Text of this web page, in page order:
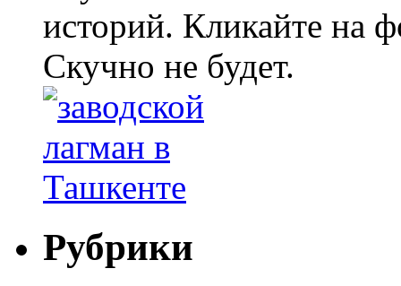
историй. Кликайте на
Скучно не будет.
Рубрики